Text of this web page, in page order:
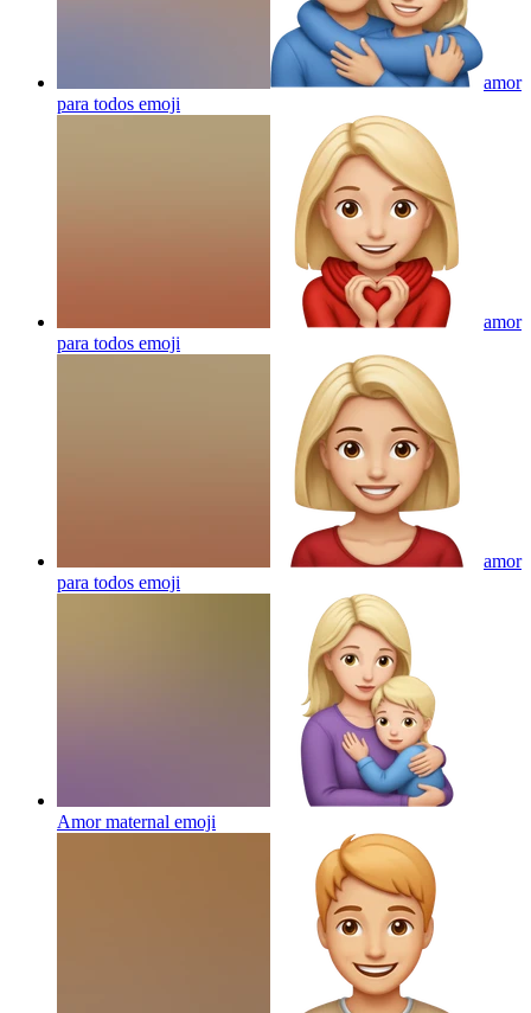
amor
para todos emoji
amor
para todos emoji
amor
para todos emoji
Amor maternal emoji